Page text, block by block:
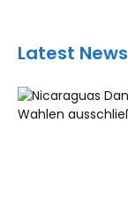
Latest News